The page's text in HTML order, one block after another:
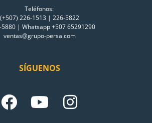
Teléfonos:
(+507) 226-1513 | 226-5822
| Whatsapp +507 65291290
ventas@grupo-persa.com
SÍGUENOS